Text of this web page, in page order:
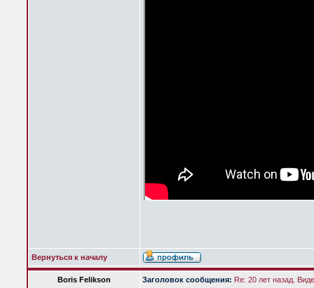
Вернуться к началу
Boris Felikson Заголовок сообщения: Re: 20 лет назад.